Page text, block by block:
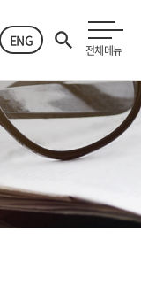
ENG
전체메뉴